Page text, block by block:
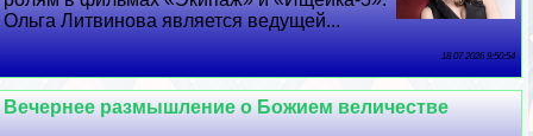
Ольга Литвинова является ведущей...
18 07 2026 9:50:54
Вечернее размышление о Божием величестве